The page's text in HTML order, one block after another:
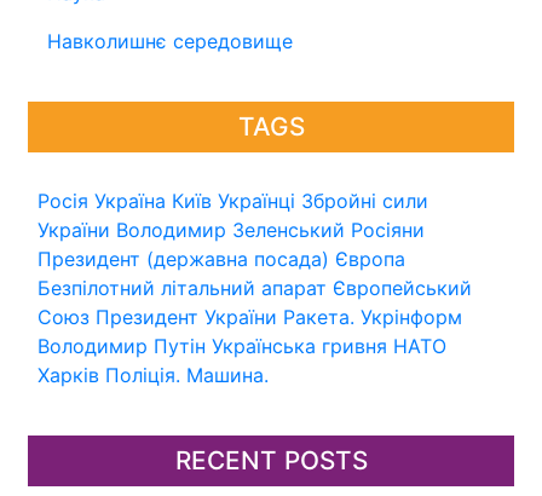
Навколишнє середовище
TAGS
Росія Україна Київ Українці Збройні сили
України Володимир Зеленський Росіяни
Президент (державна посада) Європа
Безпілотний літальний апарат Європейський
Союз Президент України Ракета. Укрінформ
Володимир Путін Українська гривня НАТО
Харків Поліція. Машина.
RECENT POSTS